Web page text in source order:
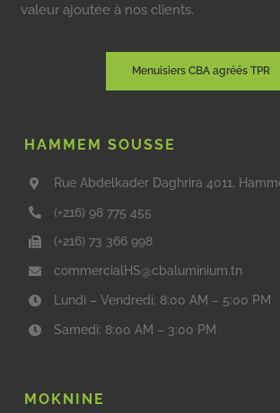
valeur ajoutée à nos clients.
Menuisiers CBA agréés TPR
HAMMEM SOUSSE
Rue Abdelkader Daghrira 4011,
(+216) 98 775 455
(+216) 73 366 998
commercialHS@cbaluminium.tn
Lundi – Vendredi: 8:00 AM – 5:00 PM
Samedi: 8:00 AM – 3:00 PM
MOKNINE